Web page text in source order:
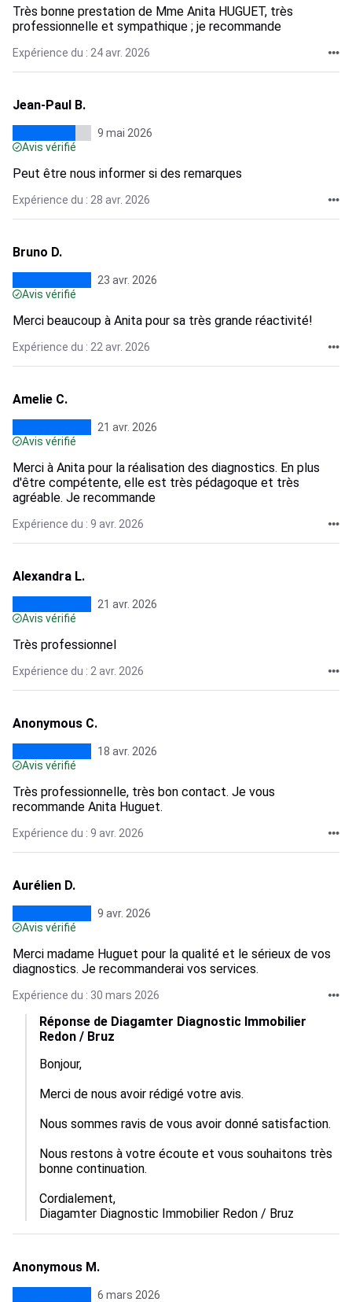
Très bonne prestation de Mme Anita HUGUET, très
professionnelle et sympathique ; je recommande
Expérience du : 24 avr. 2026
Jean-Paul B.
9 mai 2026
Avis vérifié
Peut être nous informer si des remarques
Expérience du : 28 avr. 2026
Bruno D.
23 avr. 2026
Avis vérifié
Merci beaucoup à Anita pour sa très grande réactivité!
Expérience du : 22 avr. 2026
Amelie C.
21 avr. 2026
Avis vérifié
Merci à Anita pour la réalisation des diagnostics. En plus
d'être compétente, elle est très pédagoque et très
agréable. Je recommande
Expérience du : 9 avr. 2026
Alexandra L.
21 avr. 2026
Avis vérifié
Très professionnel
Expérience du : 2 avr. 2026
Anonymous C.
18 avr. 2026
Avis vérifié
Très professionnelle, très bon contact. Je vous
recommande Anita Huguet.
Expérience du : 9 avr. 2026
Aurélien D.
9 avr. 2026
Avis vérifié
Merci madame Huguet pour la qualité et le sérieux de vos
diagnostics. Je recommanderai vos services.
Expérience du : 30 mars 2026
Réponse de Diagamter Diagnostic Immobilier
Redon / Bruz
Bonjour,
Merci de nous avoir rédigé votre avis.
Nous sommes ravis de vous avoir donné satisfaction.
Nous restons à votre écoute et vous souhaitons très
bonne continuation.
Cordialement,
Diagamter Diagnostic Immobilier Redon / Bruz
Anonymous M.
6 mars 2026